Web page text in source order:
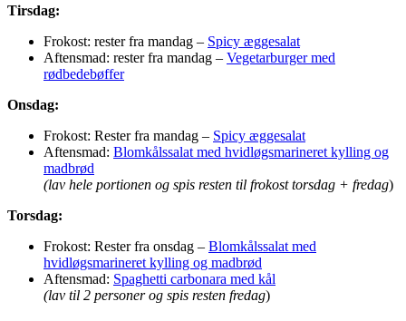
Tirsdag:
Frokost: rester fra mandag – Spicy æggesalat
Aftensmad: rester fra mandag – Vegetarburger med
rødbedebøffer
Onsdag:
Frokost: Rester fra mandag – Spicy æggesalat
Aftensmad: Blomkålssalat med hvidløgsmarineret kylling og
madbrød
(lav hele portionen og spis resten til frokost torsdag + fredag)
Torsdag:
Frokost: Rester fra onsdag – Blomkålssalat med
hvidløgsmarineret kylling og madbrød
Aftensmad: Spaghetti carbonara med kål
(lav til 2 personer og spis resten fredag)